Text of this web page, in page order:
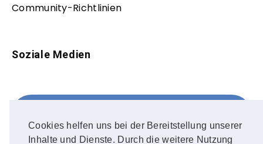
Cookies helfen uns bei der Bereitstellung unserer
Inhalte und Dienste. Durch die weitere Nutzung
Community-Richtlinien
Soziale Medien
FOLLOW ME!